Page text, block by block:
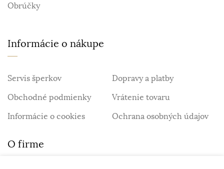
Obrúčky
Informácie o nákupe
Servis šperkov
Dopravy a platby
Obchodné podmienky
Vrátenie tovaru
Informácie o cookies
Ochrana osobných údajov
O firme